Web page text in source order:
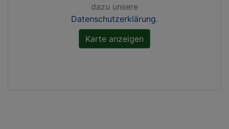
dazu unsere
Datenschutzerklärung.